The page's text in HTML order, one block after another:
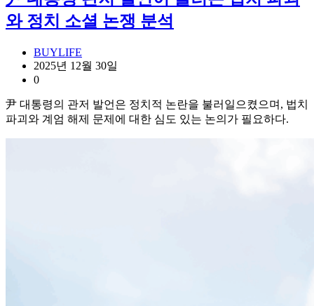
와 정치 소셜 논쟁 분석
BUYLIFE
2025년 12월 30일
0
尹 대통령의 관저 발언은 정치적 논란을 불러일으켰으며, 법치
파괴와 계엄 해제 문제에 대한 심도 있는 논의가 필요하다.